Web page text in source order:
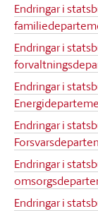
Endringar i
Endringar i
Endringar i
Endringar i
Endringar i
Endringar i